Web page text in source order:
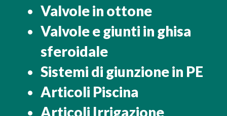
Valvole in ottone
Valvole e giunti in ghisa
sferoidale
Sistemi di giunzione in PE
Articoli Piscina
Articoli Irrigazione